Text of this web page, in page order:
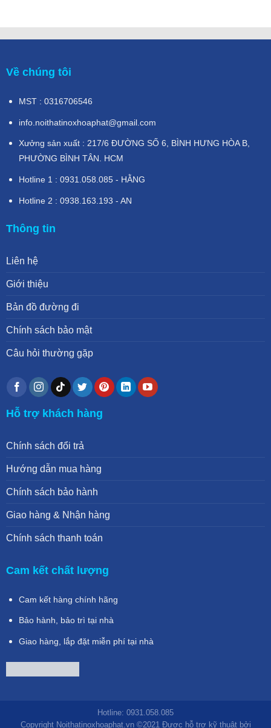
Về chúng tôi
MST : 0316706546
info.noithatinoxhoaphat@gmail.com
Xưởng sản xuất : 217/6 ĐƯỜNG SỐ 6, BÌNH HƯNG HÒA B,
PHƯỜNG BÌNH TÂN. HCM
Hotline 1 : 0931.058.085 - HẰNG
Hotline 2 : 0938.163.193 - AN
Thông tin
Liên hệ
Giới thiệu
Bản đồ đường đi
Chính sách bảo mật
Câu hỏi thường gặp
Hỗ trợ khách hàng
Chính sách đổi trả
Hướng dẫn mua hàng
Chính sách bảo hành
Giao hàng & Nhận hàng
Chính sách thanh toán
Cam kết chất lượng
Cam kết hàng chính hãng
Bảo hành, bảo trì tại nhà
Giao hàng, lắp đặt miễn phí tại nhà
Hotline: 0931.058.085
Copyright Noithatinoxhoaphat.vn ©2021 Được hỗ trợ kỹ thuật bởi